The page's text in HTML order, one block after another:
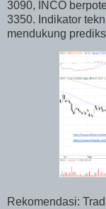
3090, INCO
3350. Indikator
mendukung
Rekomendasi: